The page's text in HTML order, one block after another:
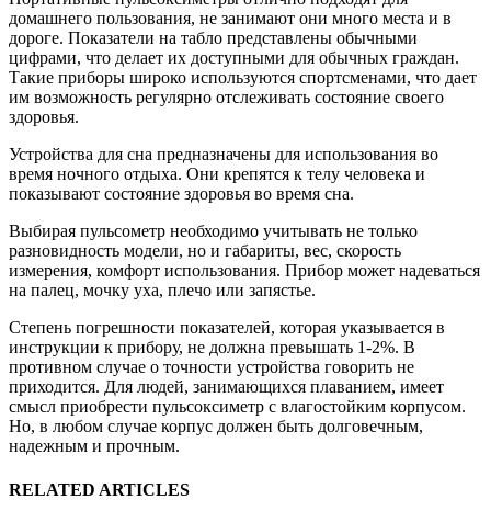
домашнего пользования, не занимают они много места и в
дороге. Показатели на табло представлены обычными
цифрами, что делает их доступными для обычных граждан.
Такие приборы широко используются спортсменами, что дает
им возможность регулярно отслеживать состояние своего
здоровья.
Устройства для сна предназначены для использования во
время ночного отдыха. Они крепятся к телу человека и
показывают состояние здоровья во время сна.
Выбирая пульсометр необходимо учитывать не только
разновидность модели, но и габариты, вес, скорость
измерения, комфорт использования. Прибор может надеваться
на палец, мочку уха, плечо или запястье.
Степень погрешности показателей, которая указывается в
инструкции к прибору, не должна превышать 1-2%. В
противном случае о точности устройства говорить не
приходится. Для людей, занимающихся плаванием, имеет
смысл приобрести пульсоксиметр с влагостойким корпусом.
Но, в любом случае корпус должен быть долговечным,
надежным и прочным.
RELATED ARTICLES